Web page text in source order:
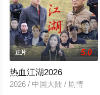
正片 5.0
热血江湖2026
2026 / 中国大陆 / 剧情